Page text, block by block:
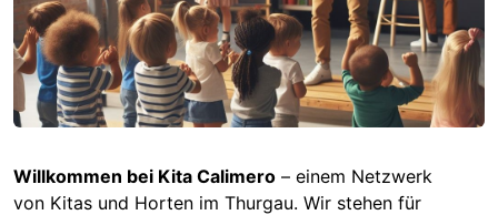
Willkommen bei Kita Calimero – einem Netzwerk
von Kitas und Horten im Thurgau. Wir stehen für